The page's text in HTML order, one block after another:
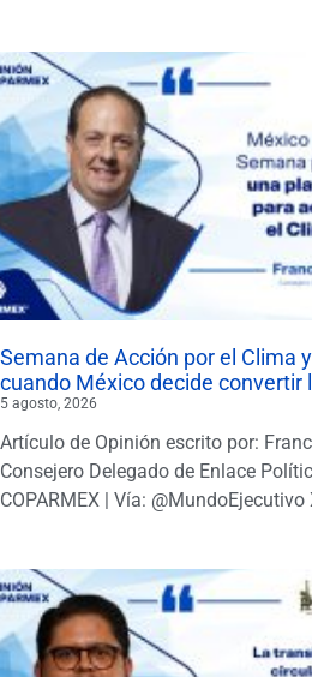
Semana de Acción por el Clima
cuando México decide convertir
5 agosto, 2026
Artículo de Opinión escrito por:
Consejero Delegado de Enlace
COPARMEX | Vía: